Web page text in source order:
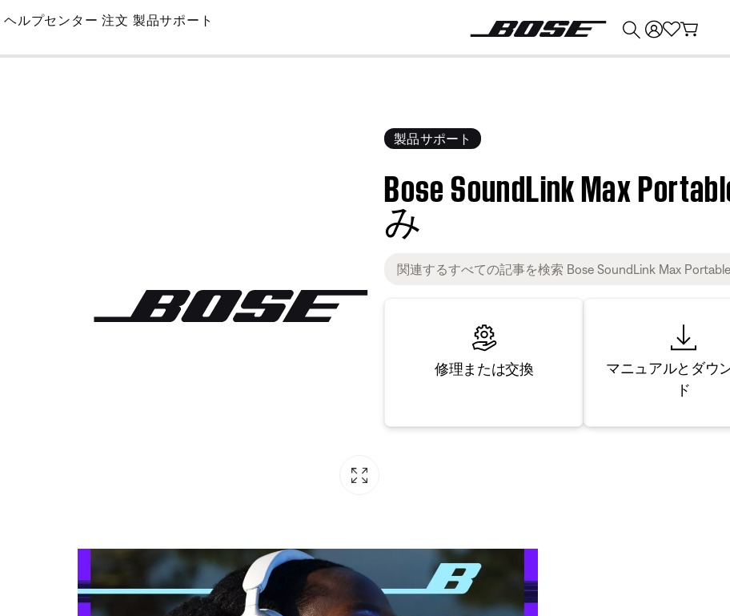
Skip
Main
ヘルプセンター 注文 製品サポート
製品サポート
Bose SoundLink Max
み
修理または交換
マニュアルとダウ
ド